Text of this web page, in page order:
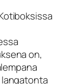
on,
langatonta